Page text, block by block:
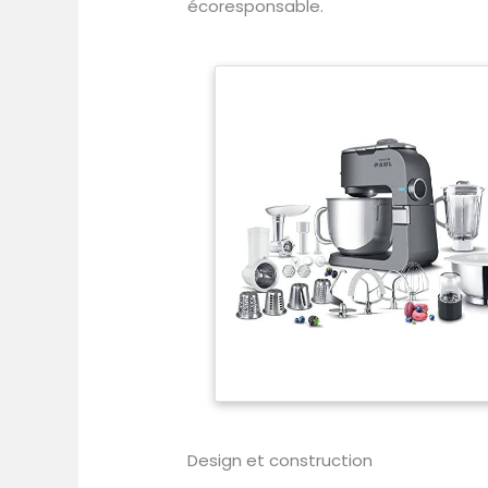
écoresponsable.
Design et construction